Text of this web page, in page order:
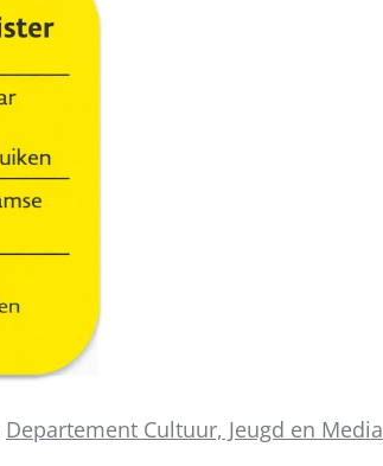
Departement Cultuur, Jeugd en Media